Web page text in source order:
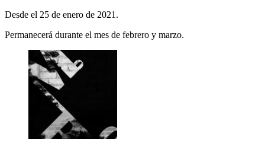
Desde el 25 de enero de 2021.
Permanecerá durante el mes de febrero y marzo.